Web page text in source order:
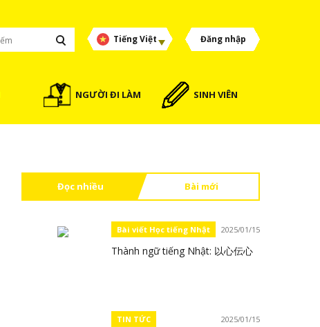
Tiếng Việt Đăng nhập
NGƯỜI ĐI LÀM SINH VIÊN
Đọc nhiều Bài mới
Bài viết Học tiếng Nhật 2025/01/15
Thành ngữ tiếng Nhật: 以心伝心
TIN TỨC 2025/01/15